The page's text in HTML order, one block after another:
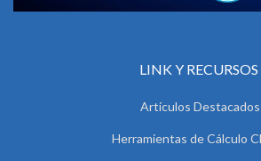
LINK Y RECURSOS
Artículos Destacados
Herramientas de Cálculo